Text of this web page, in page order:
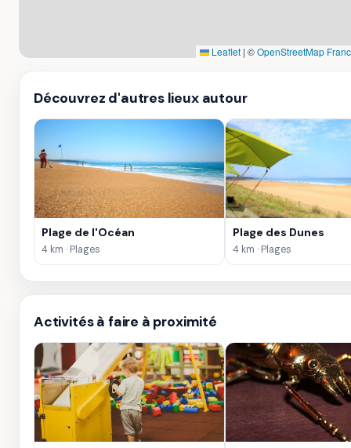
Leaflet | ©OpenStreetMap
Découvrez d'autres lieux autour
Plage de l'Océan
4 km · Plages
Plage des Dunes
4 km · Plages
Activités à faire à proximité